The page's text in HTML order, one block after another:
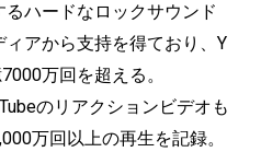
ハードなロックサウンド
アから支持を得ており、Y
万回を超える。
のリアクションビデオも
万回以上の再生を記録。